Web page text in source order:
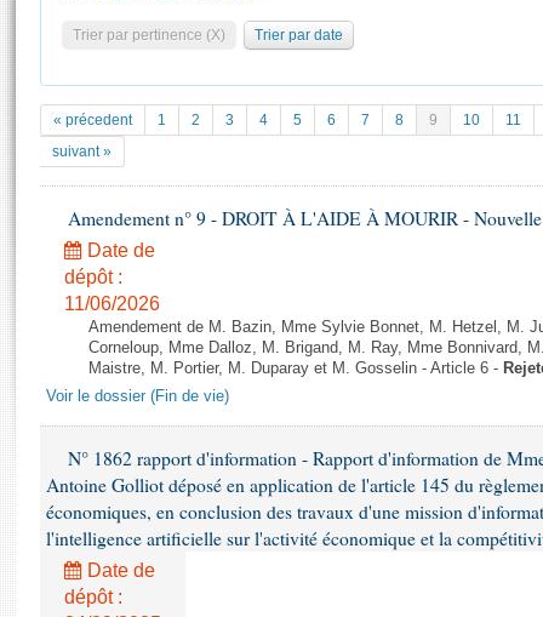
Pétitions
Documents parlementaires
Projets de loi
Propositions de loi
Amendements
Textes adoptés
Rapports d'information
Rapports d'enquête
Rapports législatifs
Baromètre de l’application des lois
Dossiers législatifs
Budget et sécurité sociale
Questions écrites et orales
Statistiques et chiffres clés
Documents de référence
( Constitution | Règlement de l'Assemblée ... )
Histoire
Juniors
Anciennes législatures
Liens vers les sites publics
La Bibliothèque
Les archives
Photos libres de droit
Trier par pertinence (X) Trier par date
« précedent 1 2 3 4 5 6 7 8 9 10
11
suivant »
Amendement n° 9 - DROIT À L'AIDE À MOURIR -
Date de
dépôt :
11/06/2026
Amendement de M. Bazin, Mme Sylvie Bonnet, M. Hetzel, M.
Corneloup, Mme Dalloz, M. Brigand, M. Ray, Mme Bonnivard,
Maistre, M. Portier, M. Duparay et M. Gosselin - Article 6 -
Voir le dossier (Fin de vie)
N° 1862 rapport d'information - Rapport d'information de
Antoine Golliot déposé en application de l'article 145 du
économiques, en conclusion des travaux d'une mission
l'intelligence artificielle sur l'activité économique et la
Date de
dépôt :